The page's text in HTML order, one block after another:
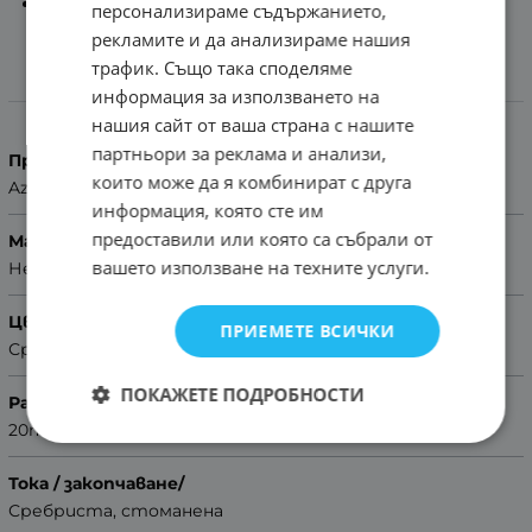
Характеристики
Производител
Azzuro
Материал
Неръждаема стомана
Цвят
Сребристо-розово злато
Размер
20mm
Тока / закопчаване/
Сребриста, стоманена
персонализираме съдържанието,
рекламите и да анализираме нашия
трафик. Също така споделяме
информация за използването на
нашия сайт от ваша страна с нашите
партньори за реклама и анализи,
които може да я комбинират с друга
информация, която сте им
предоставили или която са събрали от
вашето използване на техните услуги.
ПРИЕМЕТЕ ВСИЧКИ
ПОКАЖЕТЕ ПОДРОБНОСТИ